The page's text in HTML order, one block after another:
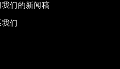
我们的新闻稿
们